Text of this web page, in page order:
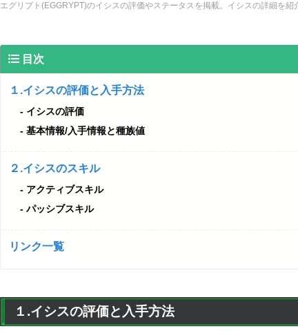
エグリプト(EGGRYPT)のイシスの評価やステータスを掲載。イシスの詳細を紹
目次
１.イシスの評価と入手方法
イシスの評価
基本情報/入手情報と種族値
２.イシスのスキル
アクティブスキル
パッシブスキル
リンク一覧
１.イシスの評価と入手方法